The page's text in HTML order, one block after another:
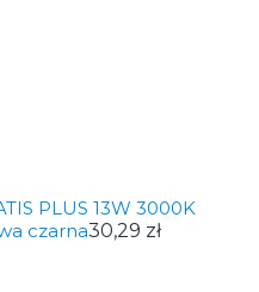
PLUS 13W 3000K
czarna30,29 zł